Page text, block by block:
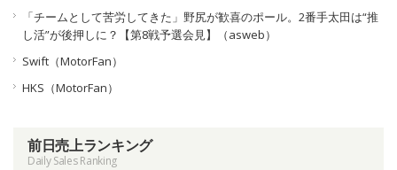
「チームとして苦労してきた」野尻が歓喜のポール。2番手太田は“推
し活”が後押しに？【第8戦予選会見】（asweb）
Swift（MotorFan）
HKS（MotorFan）
前日売上ランキング
Daily Sales Ranking